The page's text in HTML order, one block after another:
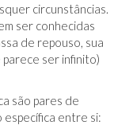
circunstâncias.
ser conhecidas
de repouso, sua
ser infinito)
são pares de
específica entre si: